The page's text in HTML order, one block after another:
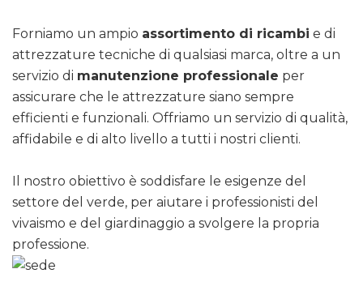
Forniamo un ampio assortimento di ricambi e di
attrezzature tecniche di qualsiasi marca, oltre a un
servizio di manutenzione professionale per
assicurare che le attrezzature siano sempre
efficienti e funzionali. Offriamo un servizio di qualità,
affidabile e di alto livello a tutti i nostri clienti.
Il nostro obiettivo è soddisfare le esigenze del
settore del verde, per aiutare i professionisti del
vivaismo e del giardinaggio a svolgere la propria
professione.